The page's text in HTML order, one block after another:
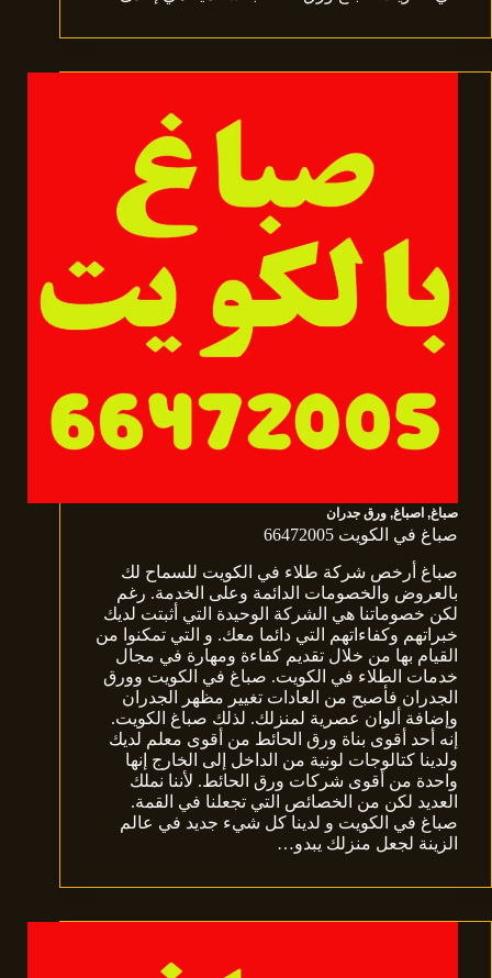
صباغ, اصباغ, ورق جدران
صباغ في الكويت 66472005
صباغ أرخص شركة طلاء في الكويت للسماح لك
بالعروض والخصومات الدائمة وعلى الخدمة. رغم
لكن خصوماتنا هي الشركة الوحيدة التي أثبتت لديك
خبراتهم وكفاءاتهم التي دائما معك. و التي تمكنوا من
القيام بها من خلال تقديم كفاءة ومهارة في مجال
خدمات الطلاء في الكويت. صباغ في الكويت وورق
الجدران فأصبح من العادات تغيير مظهر الجدران
وإضافة ألوان عصرية لمنزلك. لذلك صباغ الكويت.
إنه أحد أقوى بناة ورق الحائط من أقوى معلم لديك
ولدينا كتالوجات لونية من الداخل إلى الخارج إنها
واحدة من أقوى شركات ورق الحائط. لأننا نملك
العديد لكن من الخصائص التي تجعلنا في القمة.
صباغ في الكويت و لدينا كل شيء جديد في عالم
الزينة لجعل منزلك يبدو…